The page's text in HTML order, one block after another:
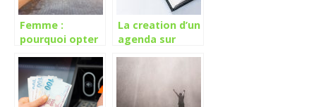
Femme :
pourquoi opter
bracelets en
cuir ?
La creation d’un
agenda sur
pour en ajouter